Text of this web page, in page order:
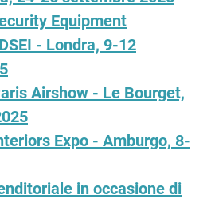
Equipment
- Londra, 9-12
Airshow - Le Bourget,
Expo - Amburgo, 8-
in occasione di